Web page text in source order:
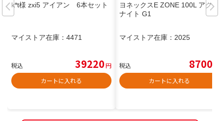
k*t様 zxi5 アイアン 6本セット
マイストア在庫： 4471
税込 39220円
カートに入れる
ヨネックスE ZONE 100L アクア
ナイト G1
マイストア在庫： 2025
税込 8700
カートに入れる